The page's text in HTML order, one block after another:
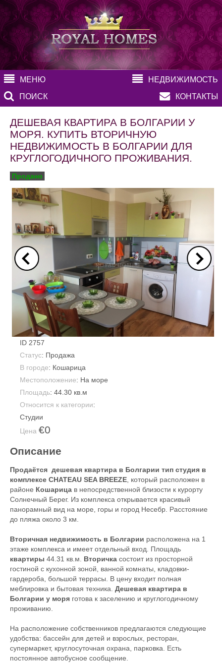
МЕНЮ
НЕДВИЖИМОСТЬ
ПОИСК
КОНТАКТЫ
ДЕШЕВАЯ КВАРТИРА В БОЛГАРИИ У
МОРЯ. КУПИТЬ ВТОРИЧНУЮ
НЕДВИЖИМОСТЬ В БОЛГАРИИ ДЛЯ
КРУГЛОГОДИЧНОГО ПРОЖИВАНИЯ.
Продано
ID 2757
Статус: Продажа
В городе: Кошарица
Местоположение: На море
Площадь: 44.30 кв.м
Относится к категории:
Студии
Цена €0
Описание
Продаётся дешевая квартира в Болгарии тип студия в
комплексе CHATEAU SEA BREEZE, который расположен в
районе Кошарица в непосредственной близости к курорту
Солнечный Берег. Из комплекса открывается красивый
панорамный вид на море, горы и город Несебр. Расстояние
до пляжа около 3 км.
Вторичная недвижимость в Болгарии расположена на 1
этаже комплекса и имеет отдельный вход. Площадь
квартиры 44.31 кв.м. Вторичка состоит из просторной
гостиной с кухонной зоной, ванной комнаты, кладовки-
гардероба, большой террасы. В цену входит полная
меблировка и бытовая техника. Дешевая квартира в
Болгарии у моря готова к заселению и круглогодичному
проживанию.
На расположение собственников предлагаются следующие
удобства: бассейн для детей и взрослых, ресторан,
супермаркет, круглосуточная охрана, парковка. Есть
постоянное автобусное сообщение.